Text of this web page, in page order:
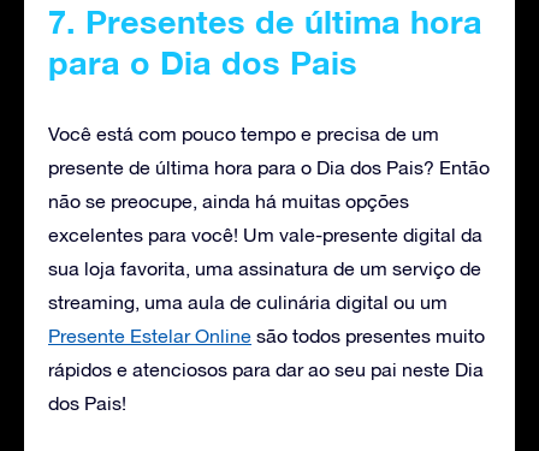
7. Presentes de última hora
para o Dia dos Pais
Você está com pouco tempo e precisa de um
presente de última hora para o Dia dos Pais? Então
não se preocupe, ainda há muitas opções
excelentes para você! Um vale-presente digital da
sua loja favorita, uma assinatura de um serviço de
streaming, uma aula de culinária digital ou um
Presente Estelar Online são todos presentes muito
rápidos e atenciosos para dar ao seu pai neste Dia
dos Pais!